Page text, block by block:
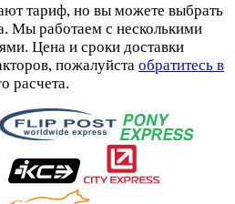
тариф, но вы можете выбрать
Мы работаем с несколькими
Цена и сроки доставки
пожалуйста обратитесь в
расчета.